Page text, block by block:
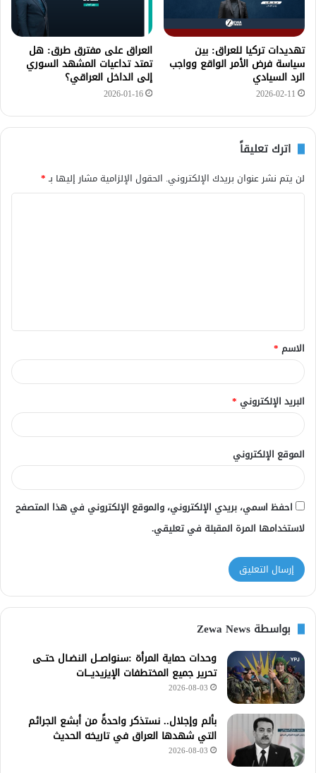
تهديدات تركيا للعراق: بين
سياسة فرض الأمر الواقع وواجب
الرد السيادي
2026-02-11
العراق على مفترق طرق: هل
تمتد تداعيات المشهد السوري
إلى الداخل العراقي؟
2026-01-16
اترك تعليقاً
لن يتم نشر عنوان بريدك الإلكتروني. الحقول الإلزامية مشار إليها بـ*
ق
*
الاسم *
البريد الإلكتروني *
الموقع الإلكتروني
احفظ اسمي، بريدي الإلكتروني، والموقع الإلكتروني في هذا المتصفح
لاستخدامها المرة المقبلة في تعليقي.
بواسطة Zewa News
وحدات حماية المرأة :سنواصــل النضـال حتــى
تحرير جميع المختطفات الإيزيديـــات
2026-08-03
بألم وإجلال.. نستذكر واحدةً من أبشع الجرائم
التي شهدها العراق في تاريخه الحديث
2026-08-03